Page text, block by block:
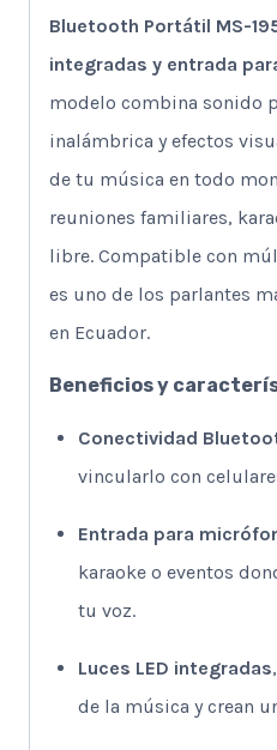
Bluetooth Portátil MS-
integradas y entrada
modelo combina sonido
inalámbrica y efectos
de tu música en todo
reuniones familiares,
libre. Compatible con
es uno de los parlantes
en Ecuador.
Beneficios y
Conectividad
vincularlo con
Entrada para
karaoke o eventos
tu voz.
Luces LED integradas
de la música y crean